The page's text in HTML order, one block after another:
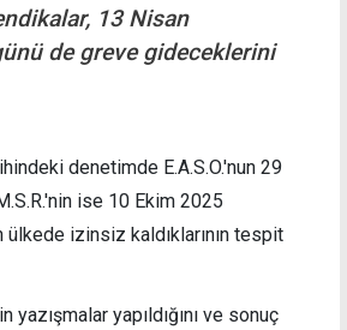
13 Nisan
de greve gideceklerini
denetimde E.A.S.O.'nun 29
ise 10 Ekim 2025
izinsiz kaldıklarının tespit
yazışmalar yapıldığını ve sonuç